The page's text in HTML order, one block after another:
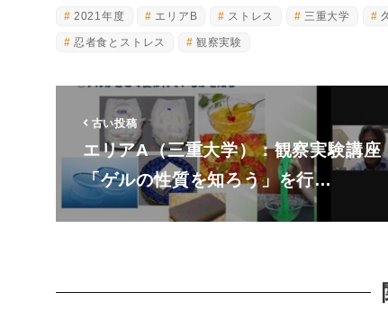
2021年度 エリアB ストレス 三重大学
忍者食とストレス 観察実験
古い投稿
エリアA（三重大学）：観察実験講座
「ゲルの性質を知ろう」を行…